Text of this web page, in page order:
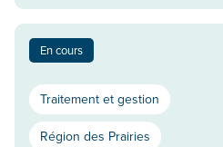
En cours
Traitement et gestion
Région des Prairies